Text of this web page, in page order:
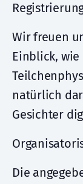
Wir freuen
Einblick,
natürlich
Gesichter
Die